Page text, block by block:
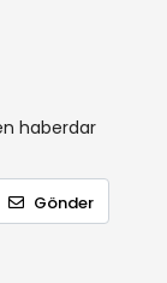
haberdar
Gönder